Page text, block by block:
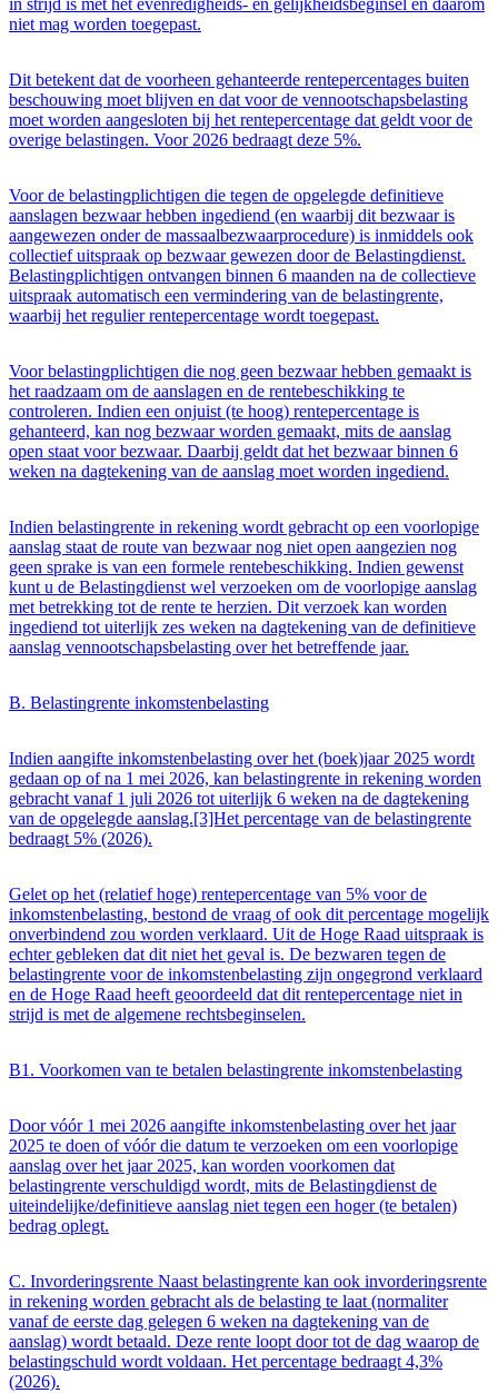
in strijd is met het evenredigheids- en gelijkheidsbeginsel en daarom
niet mag worden toegepast.
Dit betekent dat de voorheen gehanteerde rentepercentages buiten
beschouwing moet blijven en dat voor de vennootschapsbelasting
moet worden aangesloten bij het rentepercentage dat geldt voor de
overige belastingen. Voor 2026 bedraagt deze 5%.
Voor de belastingplichtigen die tegen de opgelegde definitieve
aanslagen bezwaar hebben ingediend (en waarbij dit bezwaar is
aangewezen onder de massaalbezwaarprocedure) is inmiddels ook
collectief uitspraak op bezwaar gewezen door de Belastingdienst.
Belastingplichtigen ontvangen binnen 6 maanden na de collectieve
uitspraak automatisch een vermindering van de belastingrente,
waarbij het regulier rentepercentage wordt toegepast.
Voor belastingplichtigen die nog geen bezwaar hebben gemaakt is
het raadzaam om de aanslagen en de rentebeschikking te
controleren. Indien een onjuist (te hoog) rentepercentage is
gehanteerd, kan nog bezwaar worden gemaakt, mits de aanslag
open staat voor bezwaar. Daarbij geldt dat het bezwaar binnen 6
weken na dagtekening van de aanslag moet worden ingediend.
Indien belastingrente in rekening wordt gebracht op een voorlopige
aanslag staat de route van bezwaar nog niet open aangezien nog
geen sprake is van een formele rentebeschikking. Indien gewenst
kunt u de Belastingdienst wel verzoeken om de voorlopige aanslag
met betrekking tot de rente te herzien. Dit verzoek kan worden
ingediend tot uiterlijk zes weken na dagtekening van de definitieve
aanslag vennootschapsbelasting over het betreffende jaar.
B. Belastingrente inkomstenbelasting
Indien aangifte inkomstenbelasting over het (boek)jaar 2025 wordt
gedaan op of na 1 mei 2026, kan belastingrente in rekening worden
gebracht vanaf 1 juli 2026 tot uiterlijk 6 weken na de dagtekening
van de opgelegde aanslag.[3]Het percentage van de belastingrente
bedraagt 5% (2026).
Gelet op het (relatief hoge) rentepercentage van 5% voor de
inkomstenbelasting, bestond de vraag of ook dit percentage mogelijk
onverbindend zou worden verklaard. Uit de Hoge Raad uitspraak is
echter gebleken dat dit niet het geval is. De bezwaren tegen de
belastingrente voor de inkomstenbelasting zijn ongegrond verklaard
en de Hoge Raad heeft geoordeeld dat dit rentepercentage niet in
strijd is met de algemene rechtsbeginselen.
B1. Voorkomen van te betalen belastingrente inkomstenbelasting
Door vóór 1 mei 2026 aangifte inkomstenbelasting over het jaar
2025 te doen of vóór die datum te verzoeken om een voorlopige
aanslag over het jaar 2025, kan worden voorkomen dat
belastingrente verschuldigd wordt, mits de Belastingdienst de
uiteindelijke/definitieve aanslag niet tegen een hoger (te betalen)
bedrag oplegt.
C. Invorderingsrente Naast belastingrente kan ook invorderingsrente
in rekening worden gebracht als de belasting te laat (normaliter
vanaf de eerste dag gelegen 6 weken na dagtekening van de
aanslag) wordt betaald. Deze rente loopt door tot de dag waarop de
belastingschuld wordt voldaan. Het percentage bedraagt 4,3%
(2026).